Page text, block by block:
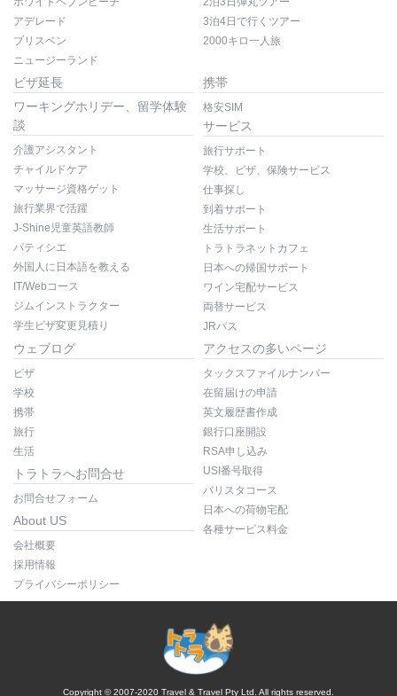
アデレード
ブリスベン
ニュージーランド
3泊4日で行くツアー
2000キロ一人旅
ビザ延長
ワーキングホリデー、留学体験
談
介護アシスタント
チャイルドケア
マッサージ資格ゲット
旅行業界で活躍
J-Shine児童英語教師
パティシエ
外国人に日本語を教える
IT/Webコース
ジムインストラクター
学生ビザ変更見積り
携帯
格安SIM
サービス
旅行サポート
学校、ビザ、保険サービス
仕事探し
到着サポート
生活サポート
トラトラネットカフェ
日本への帰国サポート
ワイン宅配サービス
両替サービス
JRパス
ウェブログ
ビザ
学校
携帯
旅行
生活
トラトラへお問合せ
お問合せフォーム
About US
会社概要
採用情報
プライバシーポリシー
アクセスの多いページ
タックスファイルナンバー
在留届けの申請
英文履歴書作成
銀行口座開設
RSA申し込み
USI番号取得
バリスタコース
日本への荷物宅配
各種サービス料金
Copyright © 2007-2020 Travel & Travel Pty Ltd. All rights reserved.